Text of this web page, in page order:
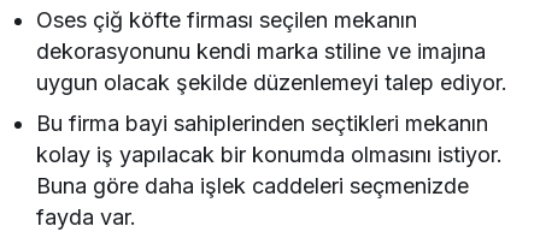
Oses çiğ köfte firması seçilen mekanın
dekorasyonunu kendi marka stiline ve imajına
uygun olacak şekilde düzenlemeyi talep ediyor.
Bu firma bayi sahiplerinden seçtikleri mekanın
kolay iş yapılacak bir konumda olmasını istiyor.
Buna göre daha işlek caddeleri seçmenizde
fayda var.